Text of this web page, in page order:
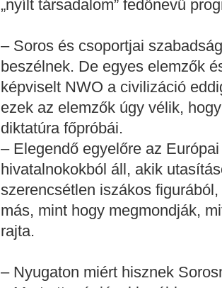
„nyílt társadalom” fedőnevű
– Soros és csoportjai
beszélnek. De egyes elemzők
képviselt NWO a civilizáció
ezek az elemzők úgy vélik,
diktatúra főpróbái.
– Elegendő egyelőre az
hivatalnokokból áll, akik
szerencsétlen iszákos
más, mint hogy megmondják,
rajta.
– Nyugaton miért hisznek